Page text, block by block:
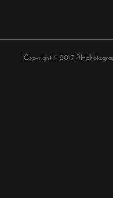
Copyright © 2017